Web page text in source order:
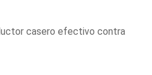
casero efectivo contra